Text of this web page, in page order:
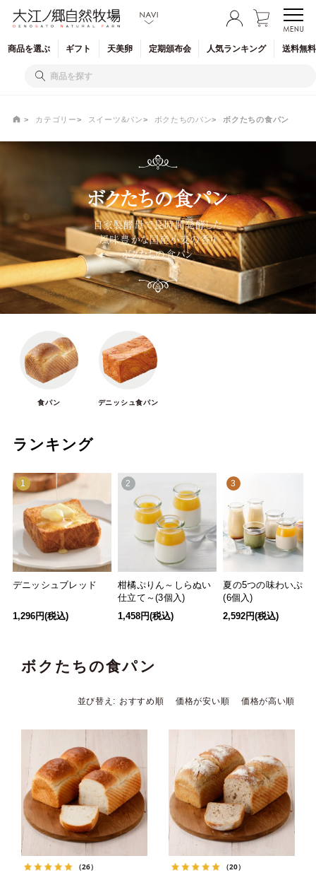
商品を選ぶ ギフト 天美卵 定期頒布会 人気ランキング 送料無
カテゴリー スイーツ&パン ボクたちのパン ボクたちの食パン
ボクたちの食パン
自家製酵母で長時間発酵した
風味豊かな国産小麦の香り
ボクたちの食パン
食パン デニッシュ食パン
ランキング
1
デニッシュブレッド
1,296円(税込)
2
柑橘ぷりん～しらぬい
仕立て～(3個入)
1,458円(税込)
3
夏の5つの味わいぷり
(6個入)
2,592円(税込)
ボクたちの食パン
並び替え おすすめ順 価格が安い順 価格が高い順
（26） （20）